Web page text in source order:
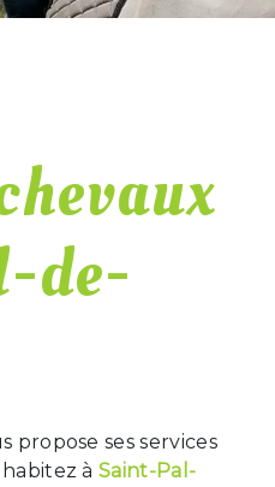
de-
propose ses services
habitez àSaint-Pal-